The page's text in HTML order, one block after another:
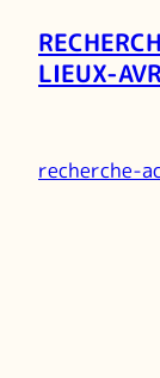
LIEUX-
recherche-